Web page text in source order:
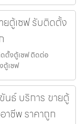
ยตู้เซฟ รับติดตั้ง
ดตั้งตู้เซฟ ติดต่อ
ตู้เซฟ
นธ์ บริการ ขายตู้
าชีพ ราคาถูก